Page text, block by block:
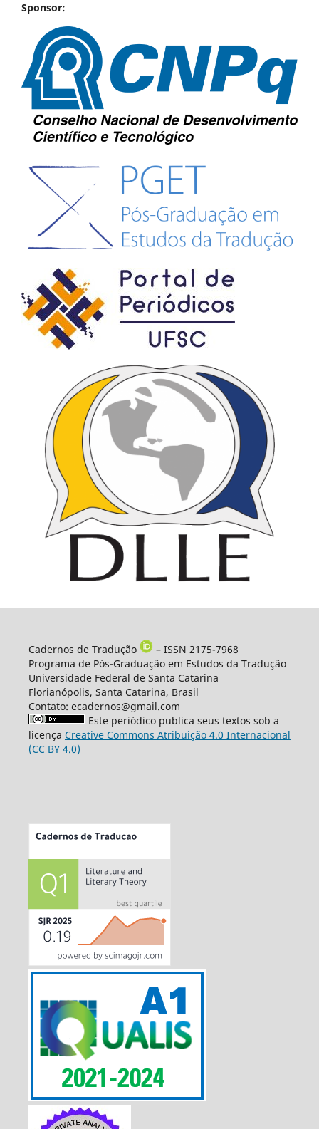
Sponsor:
Cadernos de Tradução
– ISSN 2175-7968
Programa de Pós-Graduação em Estudos da Tradução
Universidade Federal de Santa Catarina
Florianópolis, Santa Catarina, Brasil
Contato: ecadernos@gmail.com
Este periódico publica seus textos sob a
licença Creative Commons Atribuição 4.0 Internacional
(CC BY 4.0)